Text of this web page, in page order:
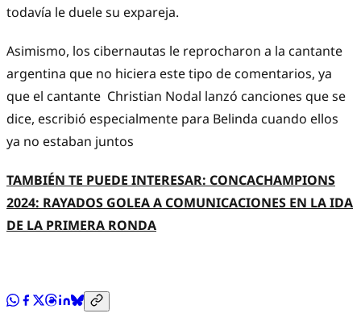
todavía le duele su expareja.
Asimismo, los cibernautas le reprocharon a la cantante
argentina que no hiciera este tipo de comentarios, ya
que el cantante Christian Nodal lanzó canciones que se
dice, escribió especialmente para Belinda cuando ellos
ya no estaban juntos
TAMBIÉN TE PUEDE INTERESAR: CONCACHAMPIONS
2024: RAYADOS GOLEA A COMUNICACIONES EN LA IDA
DE LA PRIMERA RONDA